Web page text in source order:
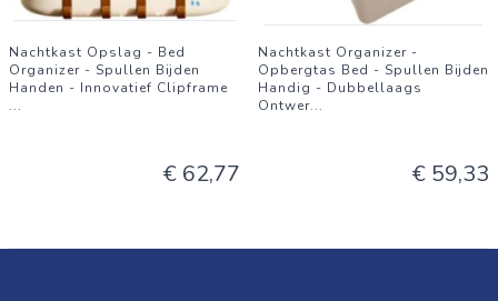
Nachtkast Opslag - Bed
Organizer - Spullen Bijden
Handen - Innovatief Clipframe
...
€ 62,77
Nachtkast Organizer -
Opbergtas Bed - Spullen Bijden
Handig - Dubbellaags
Ontwer...
€ 59,33